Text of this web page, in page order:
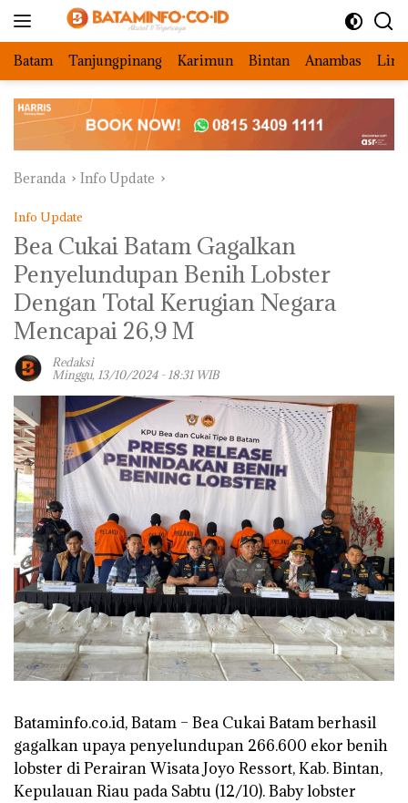
Batam Tanjungpinang Karimun Bintan Anambas
Beranda Info Update
Info Update
Bea Cukai Batam Gagalkan
Penyelundupan Benih Lobster
Dengan Total Kerugian Negara
Mencapai 26,9 M
Redaksi
Minggu, 13/10/2024 - 18:31 WIB
Bataminfo.co.id, Batam – Bea Cukai Batam berhasil
gagalkan upaya penyelundupan 266.600 ekor benih
lobster di Perairan Wisata Joyo Ressort, Kab. Bintan,
Kepulauan Riau pada Sabtu (12/10). Baby lobster